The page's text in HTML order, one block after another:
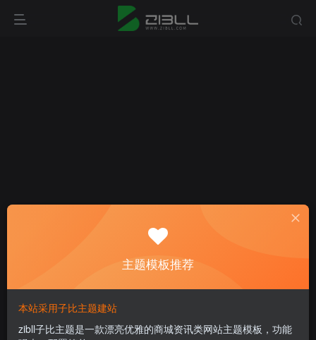
没有账号？立即注册
用户名或邮箱
主题模板推荐
本站采用子比主题建站
zibll子比主题是一款漂亮优雅的商城资讯类网站主题模板，功能